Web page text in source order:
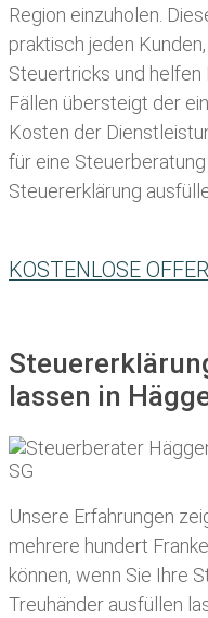
Region einzuholen.
praktisch jeden
Steuertricks und helfen
Fällen übersteigt der
Kosten der
für eine
Steuererklärung
KOSTENLOSE
lassen in
Unsere Erfahrungen
mehrere hundert
können, wenn Sie Ihre
Treuhänder ausfüllen